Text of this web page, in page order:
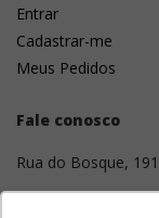
Entrar
Cadastrar-me
Meus Pedidos
Fale conosco
Rua do Bosque,
01136-001